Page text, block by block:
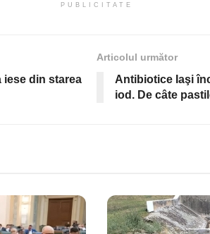
PUBLICITATE
iese din starea
Articolul următor
Antibiotice Iaşi
iod. De câte